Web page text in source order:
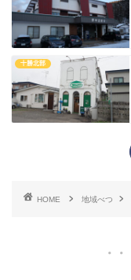
十勝北部
HOME 地域べつ